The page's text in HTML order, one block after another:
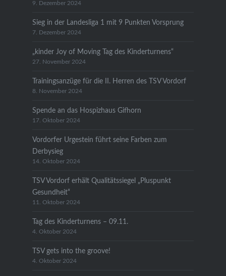
9. Dezember 2024
Sieg in der Landesliga 1 mit 9 Punkten Vorsprung
7. Dezember 2024
„kinder Joy of Moving Tag des Kinderturnens“
27. November 2024
Trainingsanzüge für die II. Herren des TSV Vordorf
8. November 2024
Spende an das Hospizhaus Gifhorn
17. Oktober 2024
Vordorfer Urgestein führt seine Farben zum
Derbysieg
14. Oktober 2024
TSV Vordorf erhält Qualitätssiegel „Pluspunkt
Gesundheit“
11. Oktober 2024
Tag des Kinderturnens – 09.11.
4. Oktober 2024
TSV gets into the groove!
4. Oktober 2024